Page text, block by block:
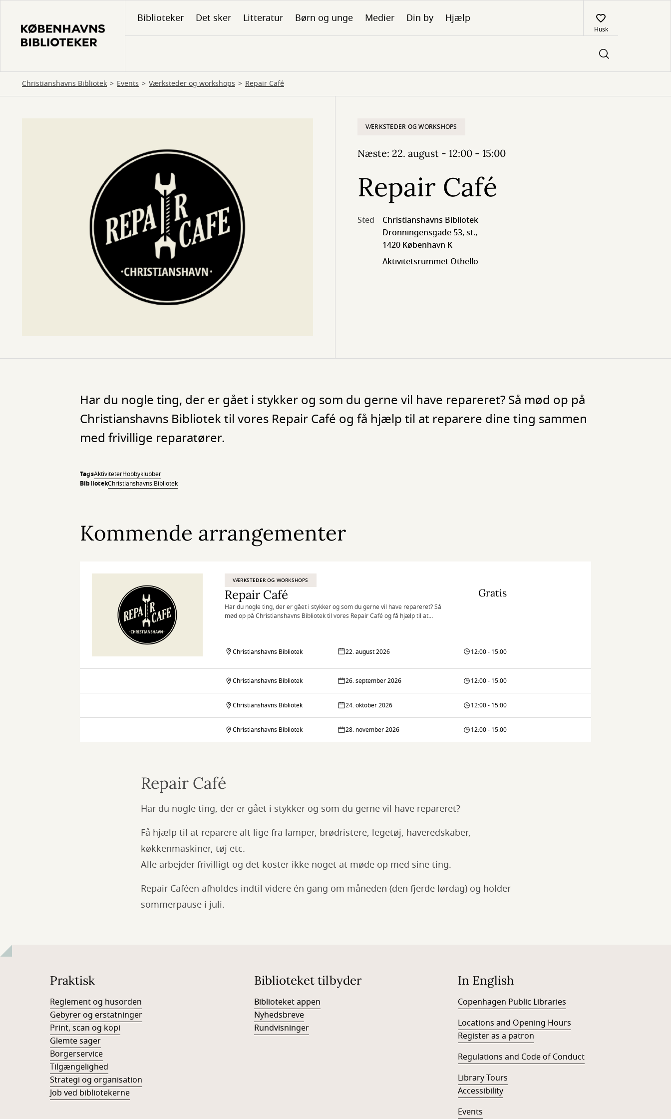
hovedindhold
Biblioteker Det sker Litteratur Børn og unge Medier Din by Hjælp
Husk
Christianshavns Bibliotek Events Værksteder og workshops Repair Café
VÆRKSTEDER OG WORKSHOPS
Næste: 22. august - 12:00 - 15:00
Repair Café
Sted
Christianshavns Bibliotek
Dronningensgade 53, st.,
1420 København K
Aktivitetsrummet Othello
Har du nogle ting, der er gået i stykker og som du gerne vil have repareret? Så mød op på
Christianshavns Bibliotek til vores Repair Café og få hjælp til at reparere dine ting sammen
med frivillige reparatører.
TagsAktiviteterHobbyklubber
BibliotekChristianshavns Bibliotek
Kommende arrangementer
VÆRKSTEDER OG WORKSHOPS
Repair Café
Har du nogle ting, der er gået i stykker og som du gerne vil have repareret? Så
mød op på Christianshavns Bibliotek til vores Repair Café og få hjælp til at
Gratis
Christianshavns Bibliotek 22. august 2026 12:00 - 15:00
Christianshavns Bibliotek 26. september 2026 12:00 - 15:00
Christianshavns Bibliotek 24. oktober 2026 12:00 - 15:00
Christianshavns Bibliotek 28. november 2026 12:00 - 15:00
Repair Café
Har du nogle ting, der er gået i stykker og som du gerne vil have repareret?
Få hjælp til at reparere alt lige fra lamper, brødristere, legetøj, haveredskaber,
køkkenmaskiner, tøj etc.
Alle arbejder frivilligt og det koster ikke noget at møde op med sine ting.
Repair Caféen afholdes indtil videre én gang om måneden (den fjerde lørdag) og holder
sommerpause i juli.
Praktisk
Reglement og husorden
Gebyrer og erstatninger
Print, scan og kopi
Glemte sager
Borgerservice
Tilgængelighed
Strategi og organisation
Job ved bibliotekerne
Biblioteket tilbyder
Biblioteket appen
Nyhedsbreve
Rundvisninger
In English
Copenhagen Public Libraries
Locations and Opening Hours
Register as a patron
Regulations and Code of Conduct
Library Tours
Accessibility
Events